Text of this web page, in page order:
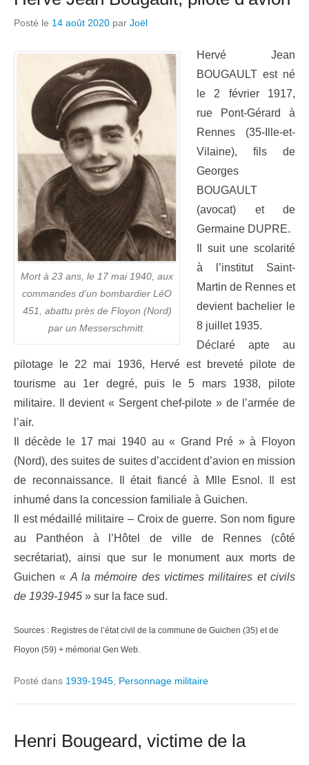
Posté le 14 août 2020 par Joël
Mort à 23 ans, le 17 mai 1940, aux
commandes d’un bombardier LéO
451, abattu près de Floyon (Nord)
par un Messerschmitt.
Hervé Jean
BOUGAULT est né
le 2 février 1917,
rue Pont-Gérard à
Rennes (35-Ille-et-
Vilaine), fils de
Georges
BOUGAULT
(avocat) et de
Germaine DUPRE.
Il suit une scolarité
à l’institut Saint-
Martin de Rennes et
devient bachelier le
8 juillet 1935.
Déclaré apte au
pilotage le 22 mai 1936, Hervé est breveté pilote de
tourisme au 1er degré, puis le 5 mars 1938, pilote
militaire. Il devient « Sergent chef-pilote » de l’armée de
l’air.
Il décède le 17 mai 1940 au « Grand Pré » à Floyon
(Nord), des suites de suites d’accident d’avion en mission
de reconnaissance. Il était fiancé à Mlle Esnol. Il est
inhumé dans la concession familiale à Guichen.
Il est médaillé militaire – Croix de guerre. Son nom figure
au Panthéon à l’Hôtel de ville de Rennes (côté
secrétariat), ainsi que sur le monument aux morts de
Guichen « A la mémoire des victimes militaires et civils
de 1939-1945 » sur la face sud.
Sources : Registres de l’état civil de la commune de Guichen (35) et de
Floyon (59) + mémorial Gen Web.
Posté dans 1939-1945 Personnage militaire
Henri Bougeard, victime de la